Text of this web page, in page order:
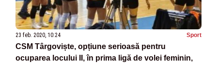
23 feb. 2020, 10:24 Sport
CSM Târgoviște, opțiune serioasă pentru
ocuparea locului II, în prima ligă de volei feminin,